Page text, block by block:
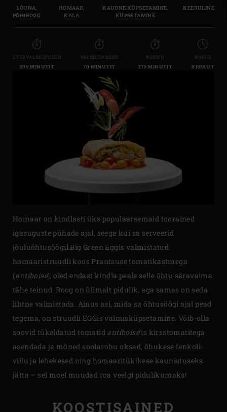
LÕUNA,
PÕHIROOG
HOMAAR,
KALA
KAUDNE KÜPSETAMINE,
KÜPSETAMINE
KEERULINE
ETTEVALMISTUSED
205 MINUTIT
VALMISTAMINE
70 MINUTIT
KOKKU
275 MINUTIT
KOGUS
8 ISIKUT
Homaar on kindlasti üks populaarsemaid toorained
igasuguste pühade ajal, seega kui sa serveerid
jõuluõhtusöögil Big Green Eggis valmistatud
homaaristruudli koos Prantsuse tomatikastmega
(antiboise), oled endast kindla peale selle õhtu säravaima
tähe teinud. Roog on ülimalt pidulik, aga samas on seda
lihtne valmistada. Ainus asi, mida sa õhtusöögi ajal pead
tegema, on struudli EGGis valmisküpsetamine. Võib-olla
soovid tükeldatud tomatid antiboise’is kirsstomatitega
asendada ja mõned soolarohu oksad, õhukese fenkoli-
viilu ja lehekesed ning homaaritükikese kaunistuseks
jätta – sel moel muudad roa veelgi pidulikumaks!
KOOSTISAINED